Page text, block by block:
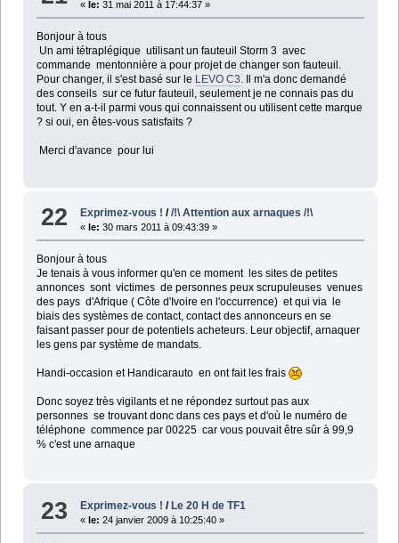
« le: 31 mai 2011 à 17:44:37 »
Bonjour à tous
Un ami tétraplégique utilisant un fauteuil Storm 3 avec
commande mentonnière a pour projet de changer son fauteuil.
Pour changer, il s'est basé sur le LEVO C3. Il m'a donc demandé
des conseils sur ce futur fauteuil, seulement je ne connais pas du
tout. Y en a-t-il parmi vous qui connaissent ou utilisent cette marque
? si oui, en êtes-vous satisfaits ?
Merci d'avance pour lui
22 Exprimez-vous ! //!\ Attention aux arnaques /!\
«le: 30 mars 2011 à 09:43:39 »
Bonjour à tous
Je tenais à vous informer qu'en ce moment les sites de petites
annonces sont victimes de personnes peux scrupuleuses venues
des pays d'Afrique ( Côte d'Ivoire en l'occurrence) et qui via le
biais des systèmes de contact, contact des annonceurs en se
faisant passer pour de potentiels acheteurs. Leur objectif, arnaquer
les gens par système de mandats.
Handi-occasion et Handicarauto en ont fait les frais
Donc soyez très vigilants et ne répondez surtout pas aux
personnes se trouvant donc dans ces pays et d'où le numéro de
téléphone commence par 00225 car vous pouvait être sûr à 99,9
% c'est une arnaque
23 Exprimez-vous ! / Le 20 H de TF1
« le: 24 janvier 2009 à 10:25:40 »